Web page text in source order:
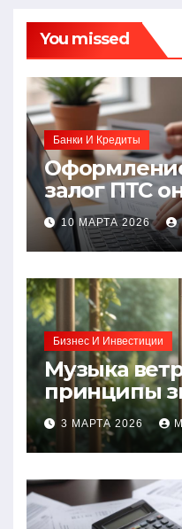
You missed
Банки И Кредиты
залог ПТС
без визита
требования
10 МАРТА 2026
Бизнес И Инвестиции
Музыка
принципы
3 МАРТА 2026